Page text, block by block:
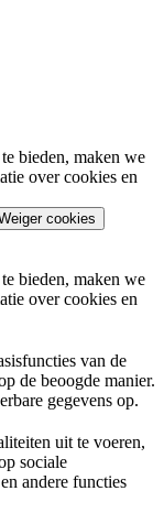
bieden, maken we
over cookies en
cookies
bieden, maken we
over cookies en
van de
de beoogde manier.
gegevens op.
uit te voeren,
sociale
andere functies